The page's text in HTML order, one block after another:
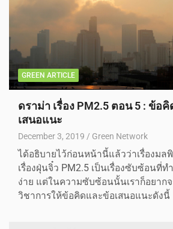
GREEN ARTICLE
ดราม่า เรื่อง PM2.5 ตอน 5 : ข้อ
เสนอแนะ
December 3, 2019 Green Network
ได้อธิบายไว้ก่อนหน้านี้แล้วว่าเรื่องมล
เรื่องฝุ่นจิ๋ว PM2.5 เป็นเรื่องซับซ้อนที่ท
ง่าย แต่ในความซับซ้อนนั้นเราก็อยาก
วิชาการให้ข้อคิดและข้อเสนอแนะดังนี้